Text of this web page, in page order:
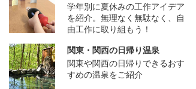
学年別に夏休みの工作アイデア
を紹介。無理なく無駄なく、自
由工作に取り組もう！
関東・関西の日帰り温泉
関東や関西の日帰りできるおす
すめの温泉をご紹介